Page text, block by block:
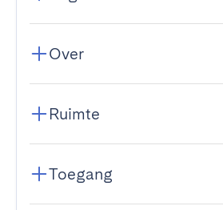
Over
Ruimte
Toegang